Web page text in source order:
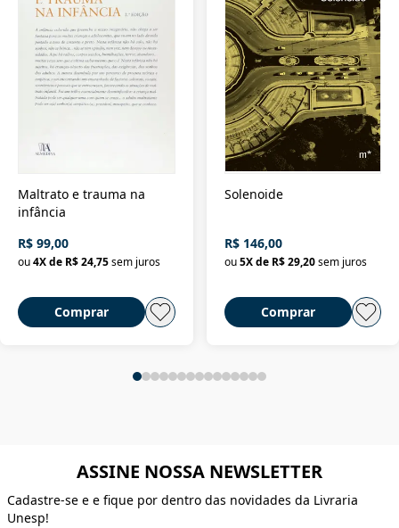
Maltrato e trauma na
infância
R$ 99,00
ou4X de R$ 24,75sem juros
Comprar
Solenoide
R$ 146,00
ou 5X de R$ 29,20 sem juros
Comprar
ASSINE NOSSA NEWSLETTER
Cadastre-se e e fique por dentro das novidades da Livraria
Unesp!